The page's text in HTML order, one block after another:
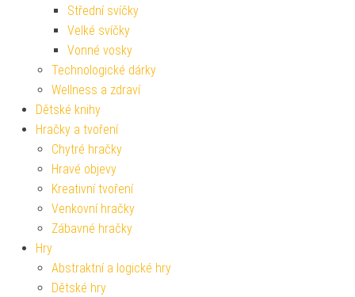
Střední svíčky
Velké svíčky
Vonné vosky
Technologické dárky
Wellness a zdraví
Dětské knihy
Hračky a tvoření
Chytré hračky
Hravé objevy
Kreativní tvoření
Venkovní hračky
Zábavné hračky
Hry
Abstraktní a logické hry
Dětské hry